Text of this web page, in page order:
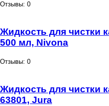
Отзывы: 0
Жидкость для чистки
500 мл, Nivona
Отзывы: 0
Жидкость для чистки
63801, Jura